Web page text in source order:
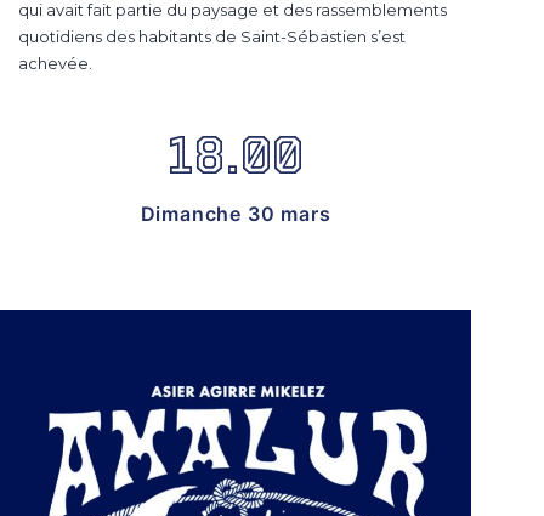
qui avait fait partie du paysage et des rassemblements
quotidiens des habitants de Saint-Sébastien s’est
achevée.
18.00
Dimanche 30 mars